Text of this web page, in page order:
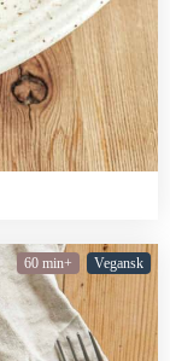
60 min+ Vegansk